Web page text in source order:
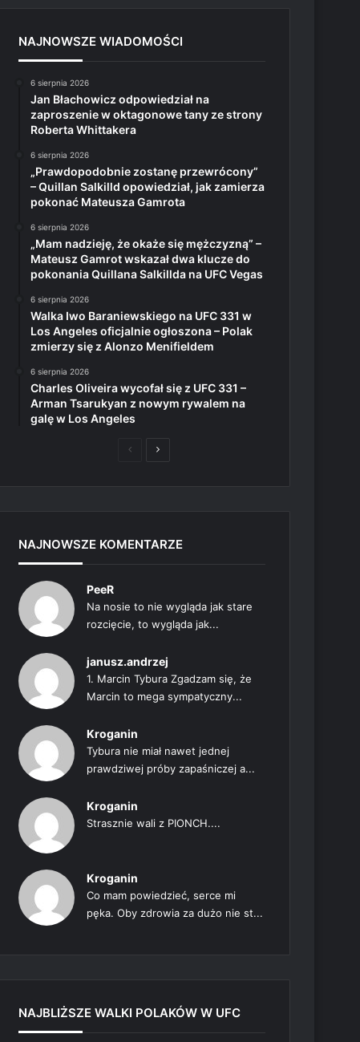
NAJNOWSZE WIADOMOŚCI
6 sierpnia 2026
Jan Błachowicz odpowiedział na
zaproszenie w oktagonowe tany ze strony
Roberta Whittakera
6 sierpnia 2026
„Prawdopodobnie zostanę przewrócony”
– Quillan Salkilld opowiedział, jak zamierza
pokonać Mateusza Gamrota
6 sierpnia 2026
„Mam nadzieję, że okaże się mężczyzną” –
Mateusz Gamrot wskazał dwa klucze do
pokonania Quillana Salkillda na UFC Vegas
6 sierpnia 2026
Walka Iwo Baraniewskiego na UFC 331 w
Los Angeles oficjalnie ogłoszona – Polak
zmierzy się z Alonzo Menifieldem
6 sierpnia 2026
Charles Oliveira wycofał się z UFC 331 –
Arman Tsarukyan z nowym rywalem na
galę w Los Angeles
PoprzedniaNastępna
NAJNOWSZE KOMENTARZE
PeeR
Na nosie to nie wygląda jak stare
rozcięcie, to wygląda jak...
janusz.andrzej
1. Marcin Tybura Zgadzam się, że
Marcin to mega sympatyczny...
Kroganin
Tybura nie miał nawet jednej
prawdziwej próby zapaśniczej a...
Kroganin
Strasznie wali z PIONCH....
Kroganin
Co mam powiedzieć, serce mi
pęka. Oby zdrowia za dużo nie st...
NAJBLIŻSZE WALKI POLAKÓW W UFC